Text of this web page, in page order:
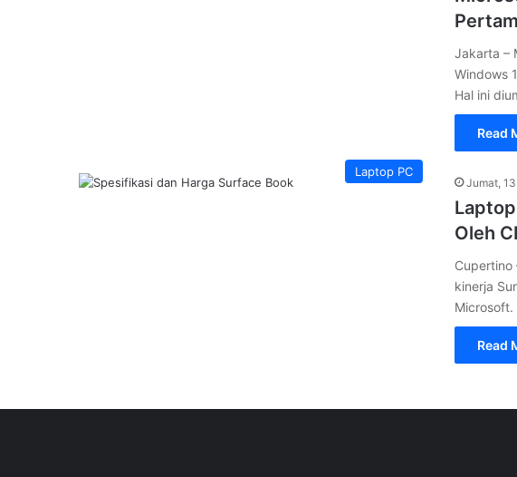
Jakarta –
Windows
Hal ini
Read
Laptop PC
Jumat,
Oleh
Cupertino
kinerja
Microsoft.
Read